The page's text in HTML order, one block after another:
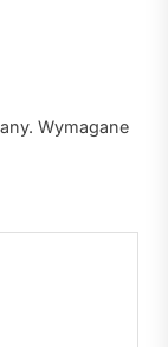
Wymagane